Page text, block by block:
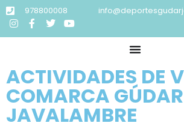
978800008
ACTIVIDADES DE
COMARCA GÚDAR
JAVALAMBRE